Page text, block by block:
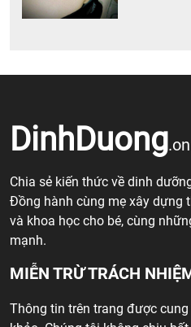
DinhDuong
Chia sẻ kiến thức về dinh
Đồng hành cùng mẹ xây dựng
và khoa học cho bé, cùng
mạnh.
MIỄN TRỪ TRÁCH
Thông tin trên trang được